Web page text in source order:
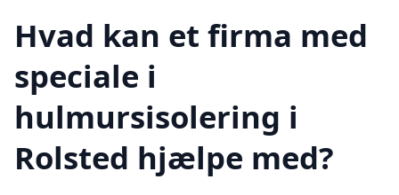
Hvad kan et firma med
speciale i
hulmursisolering i
Rolsted hjælpe med?